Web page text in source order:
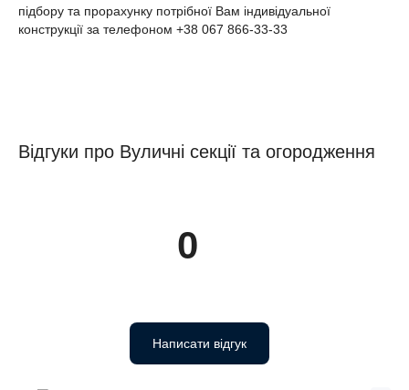
підбору та прорахунку потрібної Вам індивідуальної
конструкції за телефоном +38 067 866-33-33
Відгуки про Вуличні секції та огородження
0
Написати відгук